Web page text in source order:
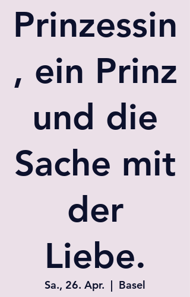
Prinzessin
, ein Prinz
und die
Sache mit
der
Liebe.
Sa., 26. Apr.
  |
Basel